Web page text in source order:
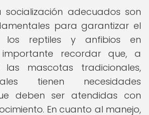
socialización adecuados son
para garantizar el
los reptiles y anfibios en
importante recordar que, a
mascotas tradicionales,
tienen necesidades
deben ser atendidas con
En cuanto al manejo,